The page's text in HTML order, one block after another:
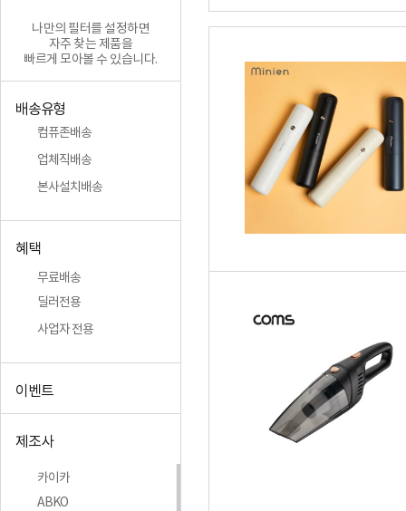
나만의 필터를 설정하면
자주 찾는 제품을
빠르게 모아볼 수 있습니다.
배송유형
컴퓨존배송
업체직배송
본사설치배송
혜택
무료배송
딜러전용
사업자 전용
이벤트
제조사
카이카
ABKO